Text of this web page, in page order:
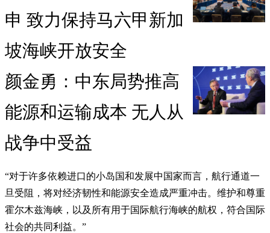
申 致力保持马六甲新加
坡海峡开放安全
颜金勇：中东局势推高
能源和运输成本 无人从
战争中受益
“对于许多依赖进口的小岛国和发展中国家而言，航行通道一
旦受阻，将对经济韧性和能源安全造成严重冲击。维护和尊重
霍尔木兹海峡，以及所有用于国际航行海峡的航权，符合国际
社会的共同利益。”